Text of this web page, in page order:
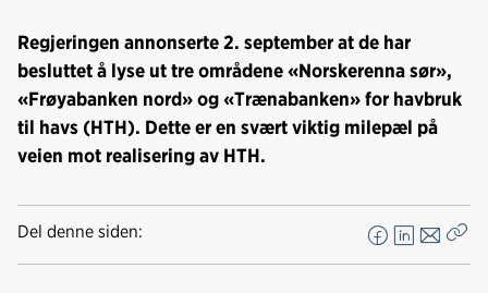
Regjeringen annonserte 2. september at de har
besluttet å lyse ut tre områdene «Norskerenna sør»,
«Frøyabanken nord» og «Trænabanken» for havbruk
til havs (HTH). Dette er en svært viktig milepæl på
veien mot realisering av HTH.
Del denne siden:
F
L
E